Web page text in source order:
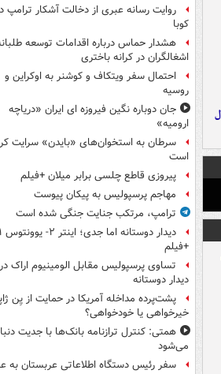
روایت رسانه عبری از دخالت آشکار ترامپ
کوبا
هشدار حماس درباره اقدامات توسعه
اشغالگران در کرانه باختری
احتمال سفر ویتکاف و کوشنر به اوکراین و
روسیه
جان دوباره نگین فیروزه ای ایران «دریاچه
ارومیه»
سرطان به استخوان‌های «بایدن» سرایت
است
پیروزی قاطع چلسی برابر میلان +فیلم
مهاجم پرسپولیس به پیکان پیوست
ترامپ، مرتکب جنایت جنگی شده است
دیدار دوستانه اما جدی؛ اینتر ۲- یوونتوس ۱
+فیلم
تساوی پرسپولیس مقابل الومینیوم اراک در
دیدار دوستانه
پشت‌پرده مداخله آمریکا در حمایت از یِن
خیرخواهی یا خودخواهی؟
همتی: کنترل ترازنامه بانک‌ها با جدیت
می‌شود
سفر رئیس دستگاه اطلاعاتی عربستان به